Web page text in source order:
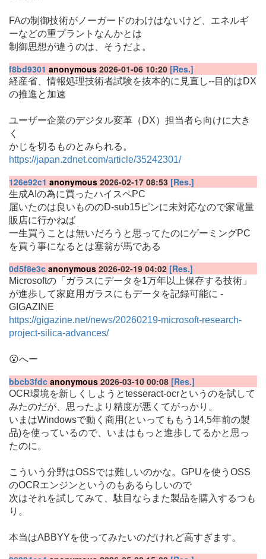
FAの制御技術がノーガードのわけはないけど、エネルギ
ーなどの重プラントなんかとは
制御思想が違うのは、そうだよ。
f8bd9301 anonymous 2026-01-06 10:20 [Res.]
経産省、情報処理技術者試験を抜本的に見直し--目的はDX
の推進と加速
ユーザー企業のデジタル変革（DX）担当者ら向けに大き
く
かじを切るものとみられる。
https://japan.zdnet.com/article/35242301/
126e92c1 anonymous 2026-02-17 08:53 [Res.]
生成AIの為に買ったハイスペPC
届いたのは良いもののD-sub15ピンに未対応なので家電量
販店に行かねば
一生買うことは無いだろうと思ってたのにゲーミングPC
を買う事になるとは塞翁が馬である
0d5f8e3c anonymous 2026-02-19 04:02 [Res.]
Microsoftの「ガラスにデータを1万年以上保存する技術」
が進歩して家庭用ガラスにもデータを記録可能に -
GIGAZINE
https://gigazine.net/news/20260219-microsoft-research-
project-silica-advances/
😮へー
bbcb3fdc anonymous 2026-03-10 00:08 [Res.]
OCR環境を新しくしようとtesseract-ocrというのを試して
みたのだが、思ったより精度が悪くてがっかり。
いまはWindowsで動く商用(といってももう14,5年前の製
品)を使っているので、いまはもっと進歩してるかと思っ
たのに。
こういう分野はOSSでは難しいのかな。GPUを使うOSS
のOCRエンジンというのもあるらしいので
次はそれを試してみて、駄目ならまた製品を購入するつも
り。
本当はABBYYを使ってみたいのだけれど高すぎます。